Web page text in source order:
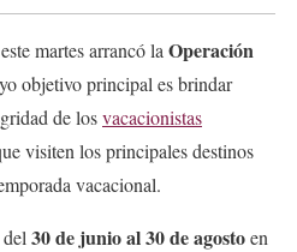
martes arrancó la Operación
objetivo principal es brindar
de losvacacionistas
visiten los principales destinos
vacacional.
30 de junio al 30 de agostoen